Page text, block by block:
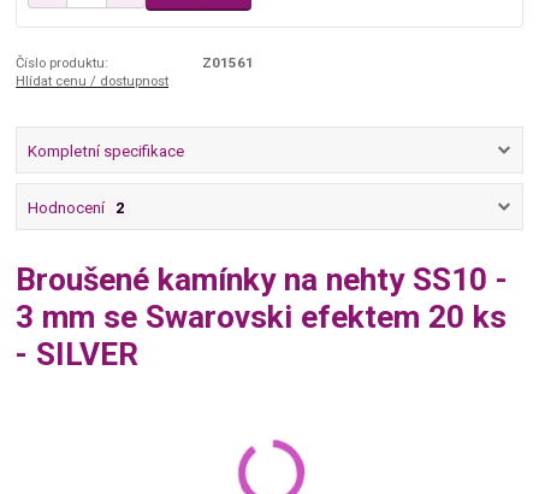
Číslo produktu:
Z01561
Hlídat cenu / dostupnost
Kompletní specifikace
Hodnocení 2
Broušené kamínky na nehty SS10 -
3 mm se Swarovski efektem 20 ks
- SILVER